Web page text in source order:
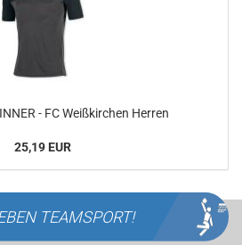
- FC Weißkirchen Herren
25,19 EUR
TEAMSPORT!